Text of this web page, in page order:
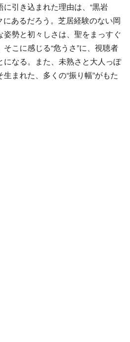
引き込まれた理由は、“黒岩
にあるだろう。芝居経験のない岡
姿勢と初々しさは、聖をまっすぐ
こに感じる“危うさ”に、視聴者
になる。また、未熟さと大人っぽ
まれた、多くの“振り幅”がもた